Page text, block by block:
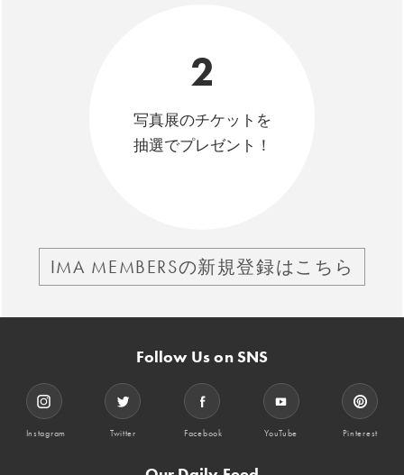
2
写真展のチケットを
抽選でプレゼント！
IMA MEMBERSの新規登録はこちら
Follow Us on SNS
Instagram Twitter Facebook YouTube Pinterest